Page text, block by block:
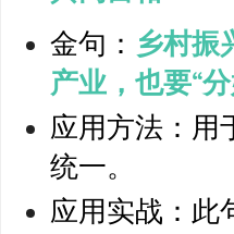
金句： 乡村振
产业，也要“
应用方法：用
统一。
应用实战：此